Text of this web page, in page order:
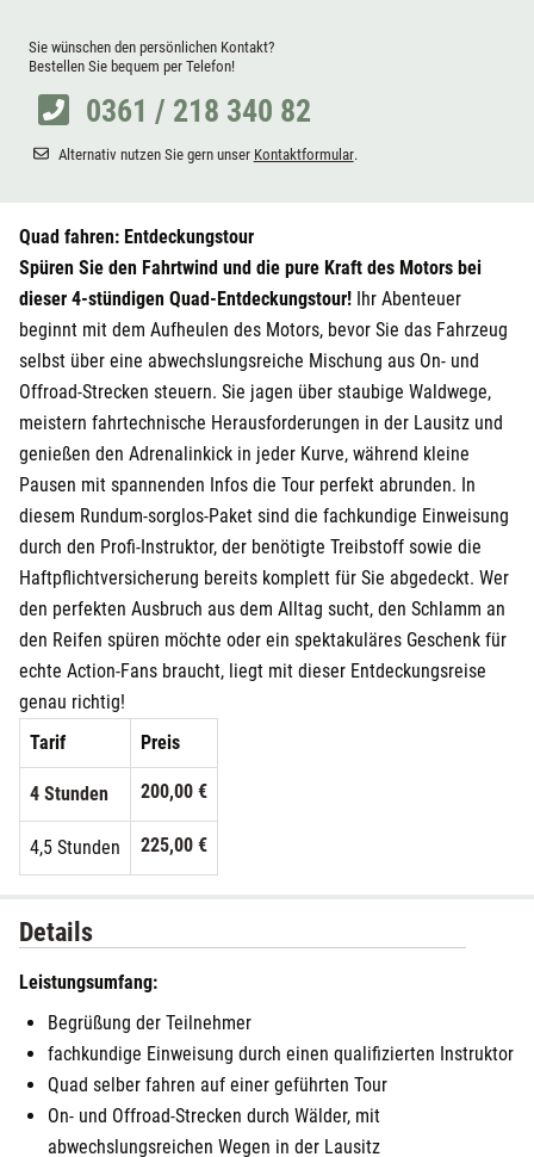
Sie wünschen den persönlichen Kontakt?
Bestellen Sie bequem per Telefon!
0361 / 218 340 82
Alternativ nutzen Sie gern unser Kontaktformular.
Quad fahren: Entdeckungstour
Spüren Sie den Fahrtwind und die pure Kraft des Motors bei
dieser 4-stündigen Quad-Entdeckungstour! Ihr Abenteuer
beginnt mit dem Aufheulen des Motors, bevor Sie das Fahrzeug
selbst über eine abwechslungsreiche Mischung aus On- und
Offroad-Strecken steuern. Sie jagen über staubige Waldwege,
meistern fahrtechnische Herausforderungen in der Lausitz und
genießen den Adrenalinkick in jeder Kurve, während kleine
Pausen mit spannenden Infos die Tour perfekt abrunden. In
diesem Rundum-sorglos-Paket sind die fachkundige Einweisung
durch den Profi-Instruktor, der benötigte Treibstoff sowie die
Haftpflichtversicherung bereits komplett für Sie abgedeckt. Wer
den perfekten Ausbruch aus dem Alltag sucht, den Schlamm an
den Reifen spüren möchte oder ein spektakuläres Geschenk für
echte Action-Fans braucht, liegt mit dieser Entdeckungsreise
genau richtig!
Tarif
Preis
4 Stunden 200,00 €
4,5 Stunden 225,00 €
Details
Leistungsumfang:
Begrüßung der Teilnehmer
fachkundige Einweisung durch einen qualifizierten Instruktor
Quad selber fahren auf einer geführten Tour
On- und Offroad-Strecken durch Wälder, mit
abwechslungsreichen Wegen in der Lausitz